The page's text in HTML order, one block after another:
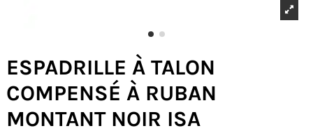
ESPADRILLE À TALON
COMPENSÉ À RUBAN
MONTANT NOIR ISA